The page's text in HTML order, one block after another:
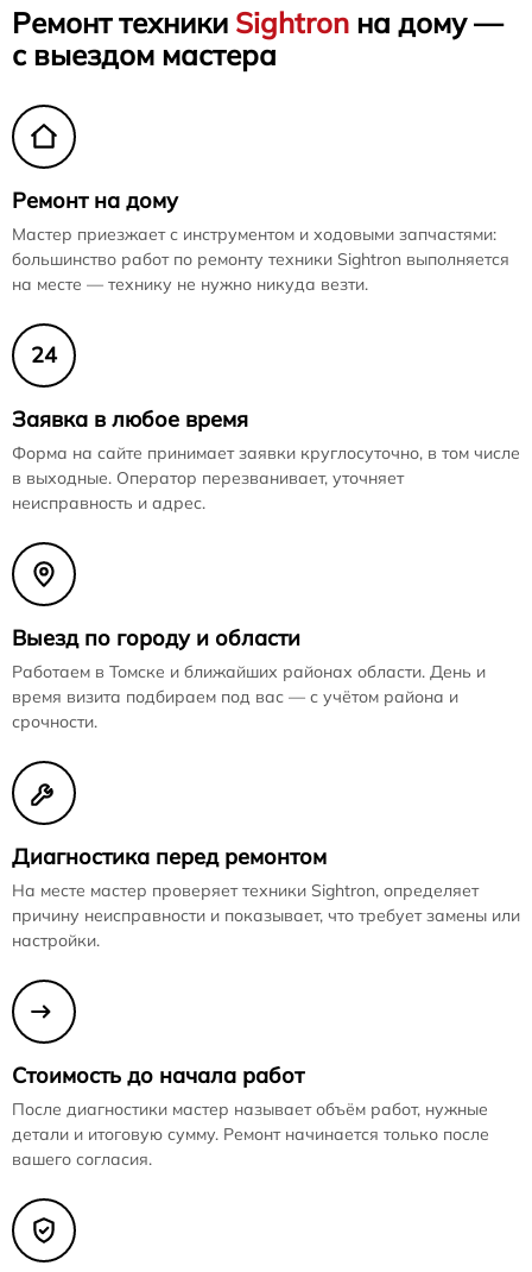
Ремонт техники Sightron на дому —
с выездом мастера
Ремонт на дому
Мастер приезжает с инструментом и ходовыми запчастями:
большинство работ по ремонту техники Sightron выполняется
на месте — технику не нужно никуда везти.
24
Заявка в любое время
Форма на сайте принимает заявки круглосуточно, в том числе
в выходные. Оператор перезванивает, уточняет
неисправность и адрес.
Выезд по городу и области
Работаем в Томске и ближайших районах области. День и
время визита подбираем под вас — с учётом района и
срочности.
Диагностика перед ремонтом
На месте мастер проверяет техники Sightron, определяет
причину неисправности и показывает, что требует замены или
настройки.
Стоимость до начала работ
После диагностики мастер называет объём работ, нужные
детали и итоговую сумму. Ремонт начинается только после
вашего согласия.